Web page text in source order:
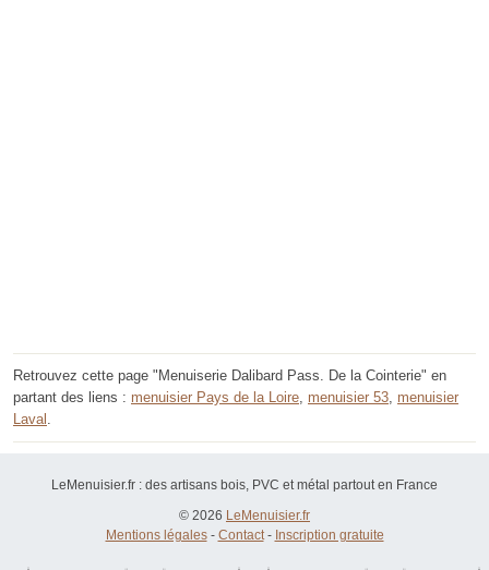
Retrouvez cette page "Menuiserie Dalibard Pass. De la Cointerie" en
partant des liens : menuisier Pays de la Loire menuisier 53 menuisier
Laval
LeMenuisier.fr : des artisans bois, PVC et métal partout en France
© 2026 LeMenuisier.fr
Mentions légales- Contact- Inscription gratuite